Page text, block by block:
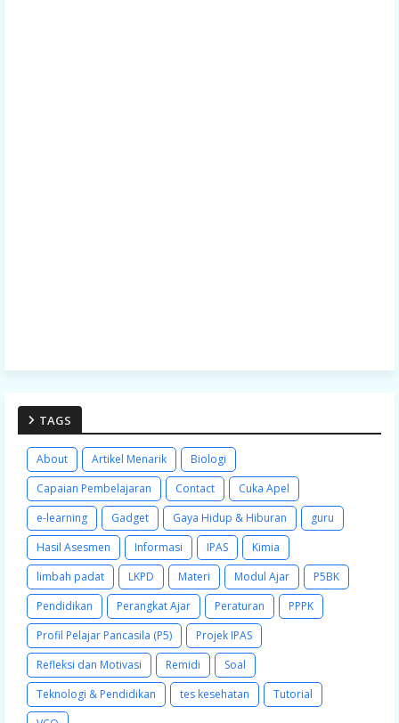
TAGS
About Artikel Menarik
Biologi
Capaian Pembelajaran
Contact
Cuka Apel
e-learning
Gadget Gaya Hidup & Hiburan
guru
Hasil Asesmen
Informasi IPAS
Kimia
limbah padat
LKPD Materi Modul Ajar
P5BK
Pendidikan
Perangkat Ajar Peraturan
PPPK
Profil Pelajar Pancasila (P5)
Projek IPAS
Refleksi dan Motivasi
Remidi
Soal
Teknologi & Pendidikan
tes kesehatan
Tutorial